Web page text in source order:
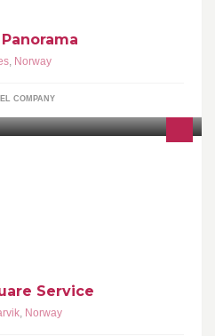
, Norway
COMPANY
Service
, Norway